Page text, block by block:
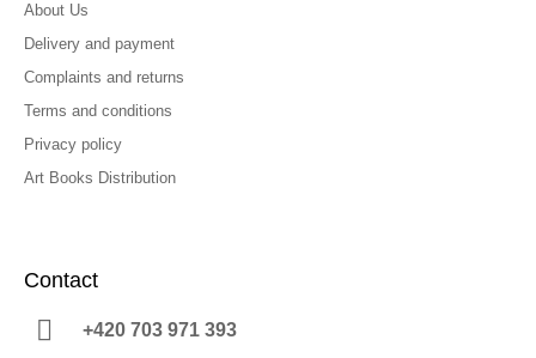
About Us
Delivery and payment
Complaints and returns
Terms and conditions
Privacy policy
Art Books Distribution
Contact
+420 703 971 393